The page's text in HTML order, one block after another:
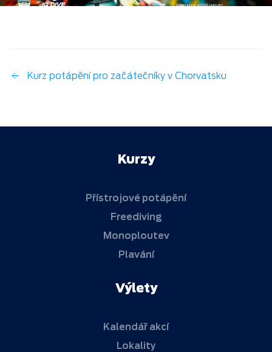
Kurz potápění pro začátečníky v Chorvatsku
Kurzy
Přístrojové potápění
Freediving
Monoploutev
Plavání
Výlety
Kalendář akcí
Lokality